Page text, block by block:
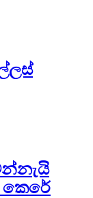
කෙරේ